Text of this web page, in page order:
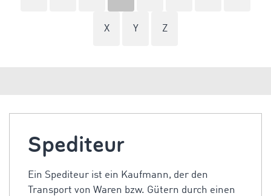
X Y Z
Spediteur
Ein Spediteur ist ein Kaufmann, der den
Transport von Waren bzw. Gütern durch einen